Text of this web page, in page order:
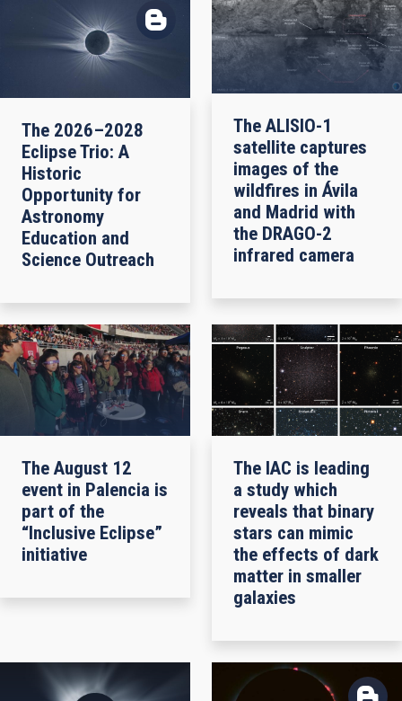
The 2026–2028
Eclipse Trio: A
Historic
Opportunity for
Astronomy
Education and
Science Outreach
The ALISIO-1
satellite captures
images of the
wildfires in Ávila
and Madrid with
the DRAGO-2
infrared camera
The August 12
event in Palencia is
part of the
“Inclusive Eclipse”
initiative
The IAC is leading
a study which
reveals that binary
stars can mimic
the effects of dark
matter in smaller
galaxies